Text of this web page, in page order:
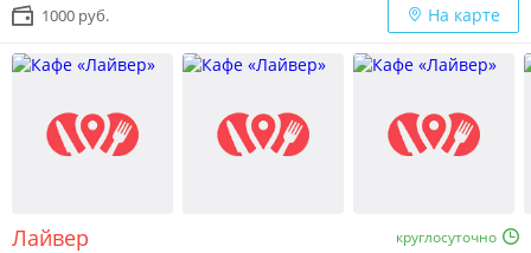
1000 руб. На карте
Лайвер круглосуточно